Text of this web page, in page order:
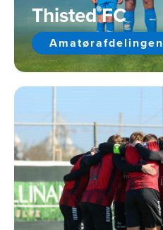
Thisted FC
Amatørafdelingen